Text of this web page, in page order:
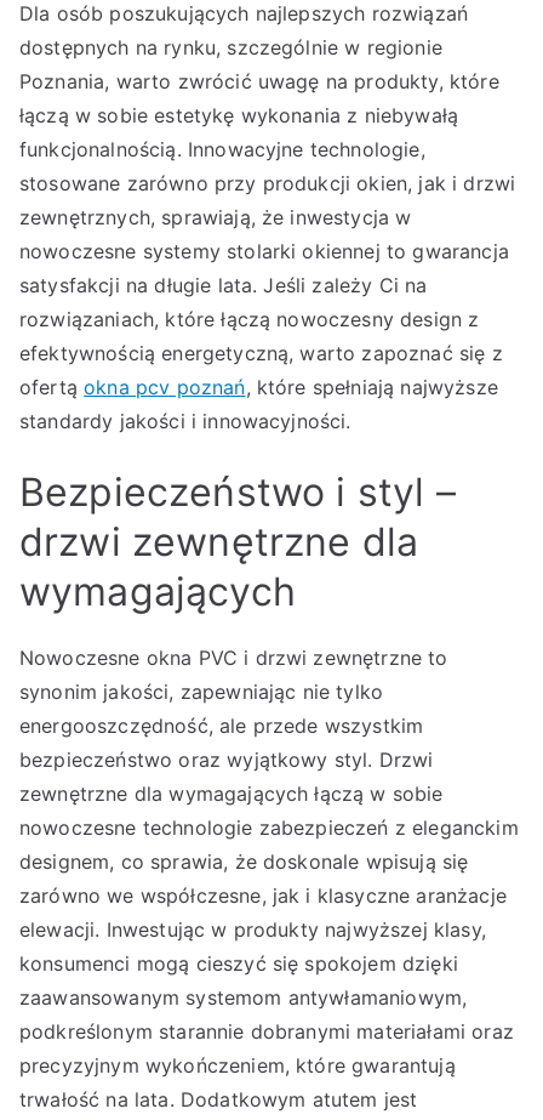
Dla osób poszukujących najlepszych rozwiązań
dostępnych na rynku, szczególnie w regionie
Poznania, warto zwrócić uwagę na produkty, które
łączą w sobie estetykę wykonania z niebywałą
funkcjonalnością. Innowacyjne technologie,
stosowane zarówno przy produkcji okien, jak i drzwi
zewnętrznych, sprawiają, że inwestycja w
nowoczesne systemy stolarki okiennej to gwarancja
satysfakcji na długie lata. Jeśli zależy Ci na
rozwiązaniach, które łączą nowoczesny design z
efektywnością energetyczną, warto zapoznać się z
ofertąokna pcv poznań, które spełniają najwyższe
standardy jakości i innowacyjności.
Bezpieczeństwo i styl –
drzwi zewnętrzne dla
wymagających
Nowoczesne okna PVC i drzwi zewnętrzne to
synonim jakości, zapewniając nie tylko
energooszczędność, ale przede wszystkim
bezpieczeństwo oraz wyjątkowy styl. Drzwi
zewnętrzne dla wymagających łączą w sobie
nowoczesne technologie zabezpieczeń z eleganckim
designem, co sprawia, że doskonale wpisują się
zarówno we współczesne, jak i klasyczne aranżacje
elewacji. Inwestując w produkty najwyższej klasy,
konsumenci mogą cieszyć się spokojem dzięki
zaawansowanym systemom antywłamaniowym,
podkreślonym starannie dobranymi materiałami oraz
precyzyjnym wykończeniem, które gwarantują
trwałość na lata. Dodatkowym atutem jest